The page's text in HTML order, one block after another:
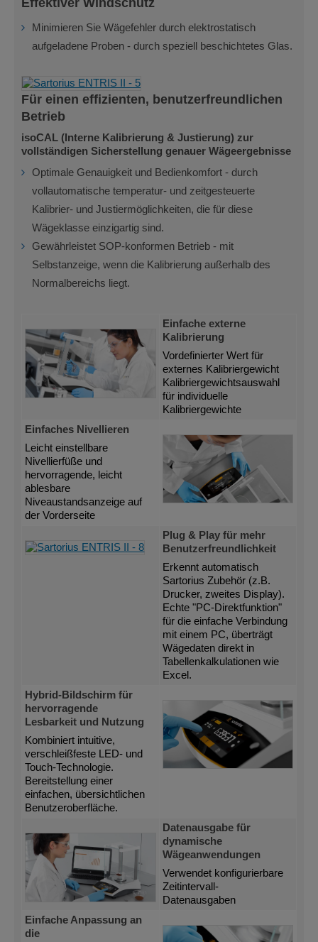
Minimieren Sie Wägefehler durch elektrostatisch
aufgeladene Proben - durch speziell beschichtetes Glas.
Für einen effizienten, benutzerfreundlichen
Betrieb
isoCAL (Interne Kalibrierung & Justierung) zur
vollständigen Sicherstellung genauer Wägeergebnisse
Optimale Genauigkeit und Bedienkomfort - durch
vollautomatische temperatur- und zeitgesteuerte
Kalibrier- und Justiermöglichkeiten, die für diese
Wägeklasse einzigartig sind.
Gewährleistet SOP-konformen Betrieb - mit
Selbstanzeige, wenn die Kalibrierung außerhalb des
Normalbereichs liegt.
Einfache externe
Kalibrierung
Vordefinierter Wert für
externes Kalibriergewicht
Kalibriergewichtsauswahl
für individuelle
Kalibriergewichte
Einfaches Nivellieren
Leicht einstellbare
Nivellierfüße und
hervorragende, leicht
ablesbare
Niveaustandsanzeige auf
der Vorderseite
Plug & Play für mehr
Benutzerfreundlichkeit
Erkennt automatisch
Sartorius Zubehör (z.B.
Drucker, zweites Display).
Echte "PC-Direktfunktion"
für die einfache Verbindung
mit einem PC, überträgt
Wägedaten direkt in
Tabellenkalkulationen wie
Excel.
Hybrid-Bildschirm für
hervorragende
Lesbarkeit und Nutzung
Kombiniert intuitive,
verschleißfeste LED- und
Touch-Technologie.
Bereitstellung einer
einfachen, übersichtlichen
Benutzeroberfläche.
Datenausgabe für
dynamische
Wägeanwendungen
Verwendet konfigurierbare
Zeitintervall-
Datenausgaben
Einfache Anpassung an
die